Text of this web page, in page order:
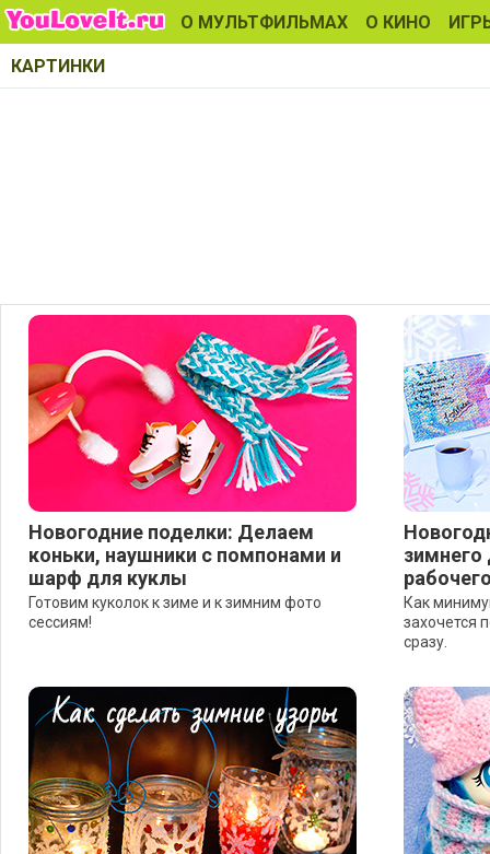
О МУЛЬТФИЛЬМАХ О КИНО
КАРТИНКИ
Новогодние поделки: Делаем
коньки, наушники с помпонами и
шарф для куклы
Готовим куколок к зиме и к зимним фото
сессиям!
Как
захочется
сразу.